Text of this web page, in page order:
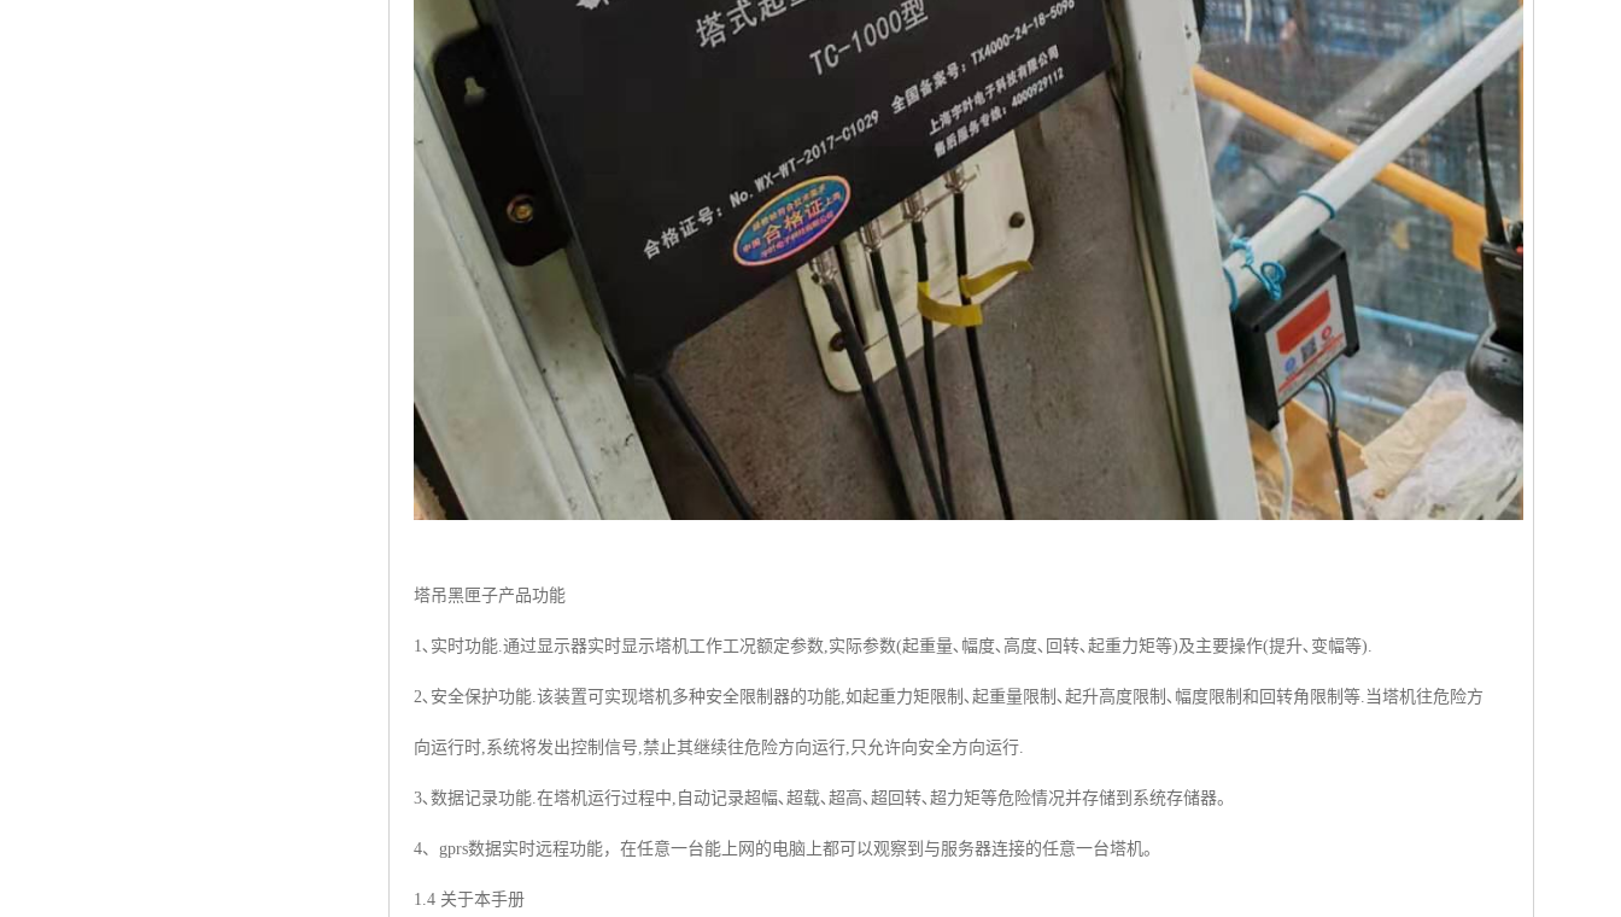
塔吊黑匣子产品功能
1､实时功能.通过显示器实时显示塔机工作工况额定参数,实际参数(起重量､幅度､高度､回转､起重力矩等)及主要操作(提升､变幅等).
2､安全保护功能.该装置可实现塔机多种安全限制器的功能,如起重力矩限制､起重量限制､起升高度限制､幅度限制和回转角限制等.当塔机往危险方
向运行时,系统将发出控制信号,禁止其继续往危险方向运行,只允许向安全方向运行.
3､数据记录功能.在塔机运行过程中,自动记录超幅､超载､超高､超回转､超力矩等危险情况并存储到系统存储器。
4、gprs数据实时远程功能，在任意一台能上网的电脑上都可以观察到与服务器连接的任意一台塔机。
1.4 关于本手册